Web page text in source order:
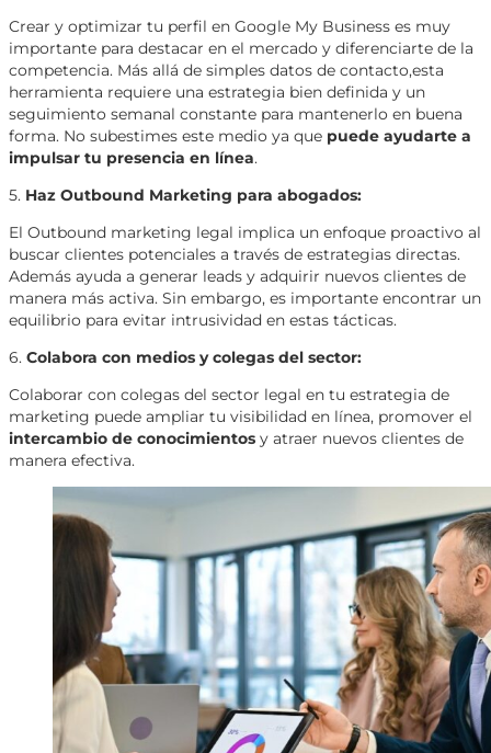
Crear y optimizar tu perfil en Google My Business es muy
importante para destacar en el mercado y diferenciarte de la
competencia. Más allá de simples datos de contacto,esta
herramienta requiere una estrategia bien definida y un
seguimiento semanal constante para mantenerlo en buena
forma. No subestimes este medio ya que puede ayudarte a
impulsar tu presencia en línea.
5. Haz Outbound Marketing para abogados:
El Outbound marketing legal implica un enfoque proactivo al
buscar clientes potenciales a través de estrategias directas.
Además ayuda a generar leads y adquirir nuevos clientes de
manera más activa. Sin embargo, es importante encontrar un
equilibrio para evitar intrusividad en estas tácticas.
6. Colabora con medios y colegas del sector:
Colaborar con colegas del sector legal en tu estrategia de
marketing puede ampliar tu visibilidad en línea, promover el
intercambio de conocimientos y atraer nuevos clientes de
manera efectiva.